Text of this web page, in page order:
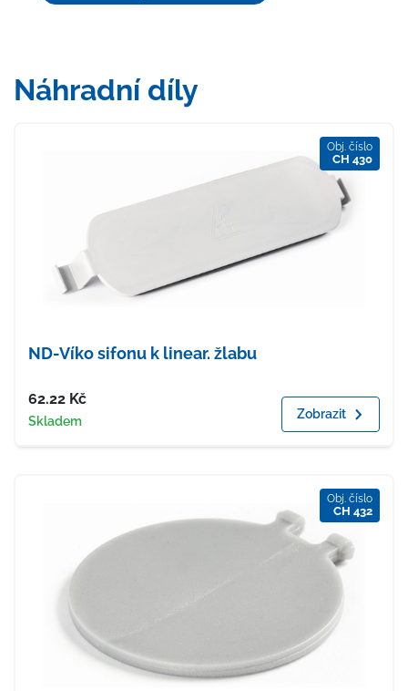
Náhradní díly
Obj. číslo
CH 430
ND-Víko sifonu k linear. žlabu
Cena
62.22 Kč
Dostupnost
Skladem Zobrazit
Obj. číslo
CH 432